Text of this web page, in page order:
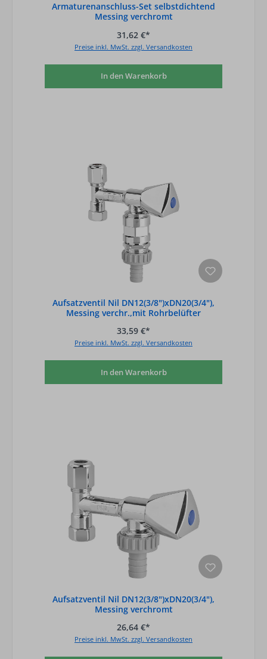
Armaturenanschluss-Set selbstdichtend
Messing verchromt
31,62 €*
Preise inkl. MwSt. zzgl. Versandkosten
In den Warenkorb
Aufsatzventil Nil DN12(3/8")xDN20(3/4"),
Messing verchr.,mit Rohrbelüfter
33,59 €*
Preise inkl. MwSt. zzgl. Versandkosten
In den Warenkorb
Aufsatzventil Nil DN12(3/8")xDN20(3/4"),
Messing verchromt
26,64 €*
Preise inkl. MwSt. zzgl. Versandkosten